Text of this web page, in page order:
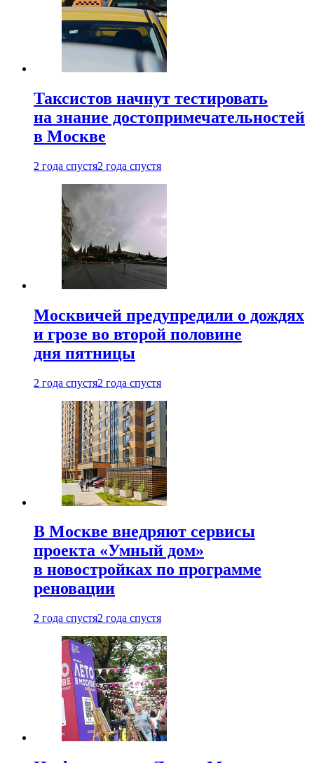
Таксистов начнут тестировать
на знание достопримечательностей
в Москве
2 года спустя2 года спустя
Москвичей предупредили о дождях
и грозе во второй половине
дня пятницы
2 года спустя2 года спустя
В Москве внедряют сервисы
проекта «Умный дом»
в новостройках по программе
реновации
2 года спустя2 года спустя